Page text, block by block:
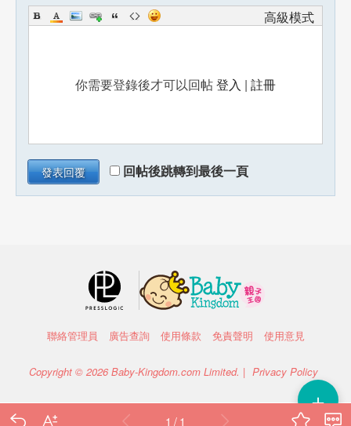
＋
1 / 1
高級模式
你需要登錄後才可以回帖登入 | 註冊
發表回覆 回帖後跳轉到最後一頁
聯絡管理員 廣告查詢 使用條款 免責聲明 使用意見
Copyright © 2026 Baby-Kingdom.com Limited. | Privacy Policy